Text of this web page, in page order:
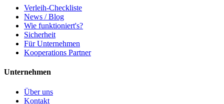
Verleih-Checkliste
News / Blog
Wie funktioniert's?
Sicherheit
Für Unternehmen
Kooperations Partner
Unternehmen
Über uns
Kontakt